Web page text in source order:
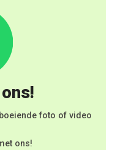
foto of video
ons!